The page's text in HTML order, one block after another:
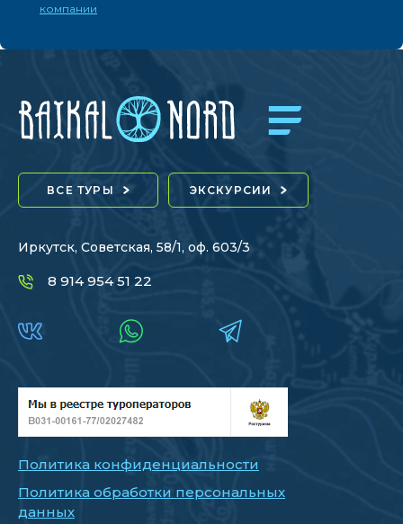
компании
ВСЕ ТУРЫ ЭКСКУРСИИ
Иркутск, Советская, 58/1, оф. 603/3
8 914 954 51 22
Политика конфиденциальности
Политика обработки персональных
данных